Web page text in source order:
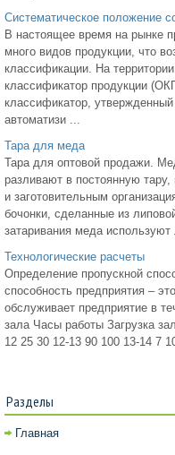
Систематическое положение
В настоящее время на рынке
много видов продукции, что
классификации. На
классификатор продукции
классификатор,
автоматизи ...
Тара для меда
Тара для оптовой продажи.
разливают в постоянную
и заготовительным
бочонки, сделанные из
затаривания меда
Технологические расчеты
Определение пропускной
способность предприятия –
обслуживает предприятие в
зала Часы работы Загрузка
12 25 30 12-13 90 100 13-14 7
Разделы
Главная